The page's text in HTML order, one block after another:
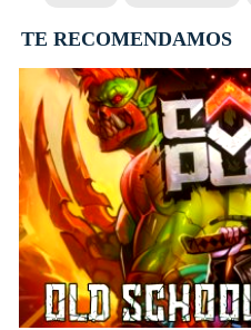
TE RECOMENDAMOS